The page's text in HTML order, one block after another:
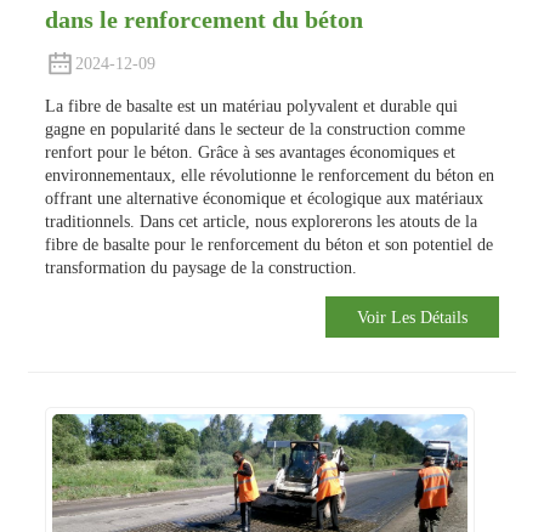
dans le renforcement du béton
2024-12-09
La fibre de basalte est un matériau polyvalent et durable qui
gagne en popularité dans le secteur de la construction comme
renfort pour le béton. Grâce à ses avantages économiques et
environnementaux, elle révolutionne le renforcement du béton en
offrant une alternative économique et écologique aux matériaux
traditionnels. Dans cet article, nous explorerons les atouts de la
fibre de basalte pour le renforcement du béton et son potentiel de
transformation du paysage de la construction.
Voir Les Détails